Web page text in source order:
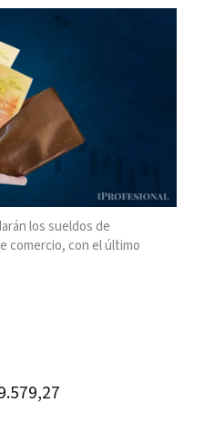
los sueldos de
comercio, con el último